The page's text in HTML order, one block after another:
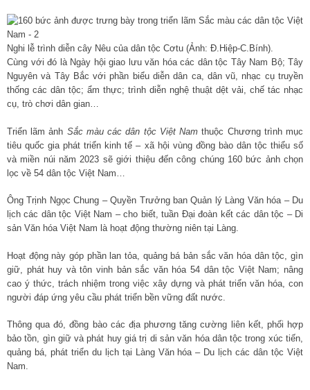
Nghi lễ trình diễn cây Nêu của dân tộc Cơtu (Ảnh: Đ.Hiệp-C.Bính).
Cùng với đó là Ngày hội giao lưu văn hóa các dân tộc Tây Nam Bộ; Tây
Nguyên và Tây Bắc với phần biểu diễn dân ca, dân vũ, nhạc cụ truyền
thống các dân tộc; ẩm thực; trình diễn nghệ thuật dệt vải, chế tác nhạc
cụ, trò chơi dân gian…
Triển lãm ảnh Sắc màu các dân tộc Việt Nam thuộc Chương trình mục
tiêu quốc gia phát triển kinh tế – xã hội vùng đồng bào dân tộc thiểu số
và miền núi năm 2023 sẽ giới thiệu đến công chúng 160 bức ảnh chọn
lọc về 54 dân tộc Việt Nam…
Ông Trịnh Ngọc Chung – Quyền Trưởng ban Quản lý Làng Văn hóa – Du
lịch các dân tộc Việt Nam – cho biết, tuần Đại đoàn kết các dân tộc – Di
sản Văn hóa Việt Nam là hoạt động thường niên tại Làng.
Hoạt động này góp phần lan tỏa, quảng bá bản sắc văn hóa dân tộc, gìn
giữ, phát huy và tôn vinh bản sắc văn hóa 54 dân tộc Việt Nam; nâng
cao ý thức, trách nhiệm trong việc xây dựng và phát triển văn hóa, con
người đáp ứng yêu cầu phát triển bền vững đất nước.
Thông qua đó, đồng bào các địa phương tăng cường liên kết, phối hợp
bảo tồn, gìn giữ và phát huy giá trị di sản văn hóa dân tộc trong xúc tiến,
quảng bá, phát triển du lịch tại Làng Văn hóa – Du lịch các dân tộc Việt
Nam.